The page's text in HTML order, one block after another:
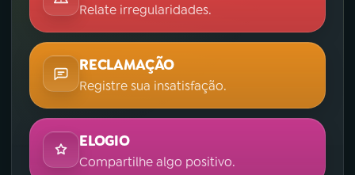
Relate irregularidades.
RECLAMAÇÃO
Registre sua insatisfação.
ELOGIO
Compartilhe algo positivo.